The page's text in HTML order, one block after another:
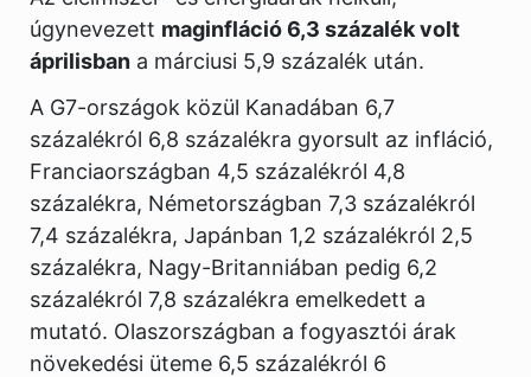
úgynevezett maginfláció 6,3 százalék volt
áprilisban a márciusi 5,9 százalék után.
A G7-országok közül Kanadában 6,7
százalékról 6,8 százalékra gyorsult az infláció,
Franciaországban 4,5 százalékról 4,8
százalékra, Németországban 7,3 százalékról
7,4 százalékra, Japánban 1,2 százalékról 2,5
százalékra, Nagy-Britanniában pedig 6,2
százalékról 7,8 százalékra emelkedett a
mutató. Olaszországban a fogyasztói árak
növekedési üteme 6,5 százalékról 6